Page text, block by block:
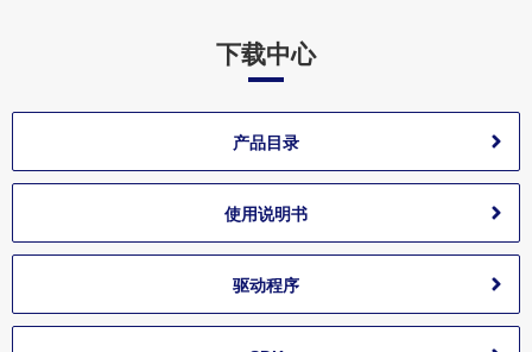
下载中心
产品目录
使用说明书
驱动程序